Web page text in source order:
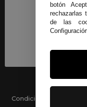
Condiciones generales
botón
rechazarlas
de las